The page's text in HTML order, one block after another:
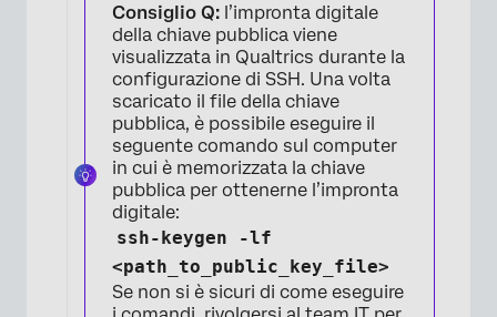
Consiglio Q: l’impronta digitale
della chiave pubblica viene
visualizzata in Qualtrics durante la
configurazione di SSH. Una volta
scaricato il file della chiave
pubblica, è possibile eseguire il
seguente comando sul computer
in cui è memorizzata la chiave
pubblica per ottenerne l’impronta
digitale:
ssh-keygen -lf
<path_to_public_key_file>
Se non si è sicuri di come eseguire